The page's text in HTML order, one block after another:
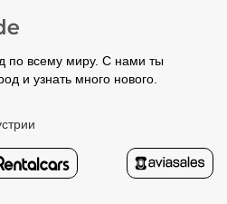
требуется.
по всему миру. С нами ты
и узнать много нового.